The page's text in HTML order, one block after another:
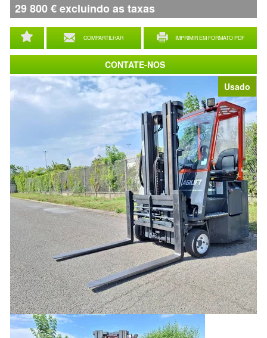
Usado
COMPARTILHAR IMPRIMIR EM FORMATO PDF
29 800€excluindo as taxas
CONTATE-NOS